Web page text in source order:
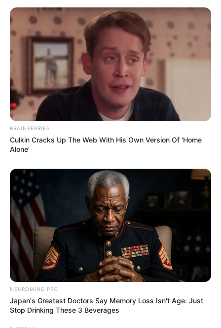
BRAINBERRIES
Culkin Cracks Up The Web With His Own Version Of ‘Home
Alone’
NEUROMIND PRO
Japan's Greatest Doctors Say Memory Loss Isn't Age: Just
Stop Drinking These 3 Beverages